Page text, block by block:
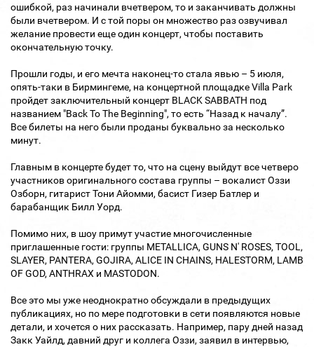
ошибкой, раз начинали вчетвером, то и заканчивать должны
были вчетвером. И с той поры он множество раз озвучивал
желание провести еще один концерт, чтобы поставить
окончательную точку.
Прошли годы, и его мечта наконец-то стала явью – 5 июля,
опять-таки в Бирмингеме, на концертной площадке Villa Park
пройдет заключительный концерт BLACK SABBATH под
названием "Back To The Beginning", то есть “Назад к началу”.
Все билеты на него были проданы буквально за несколько
минут.
Главным в концерте будет то, что на сцену выйдут все четверо
участников оригинального состава группы – вокалист Оззи
Озборн, гитарист Тони Айомми, басист Гизер Батлер и
барабанщик Билл Уорд.
Помимо них, в шоу примут участие многочисленные
приглашенные гости: группы METALLICA, GUNS N' ROSES, TOOL,
SLAYER, PANTERA, GOJIRA, ALICE IN CHAINS, HALESTORM, LAMB
OF GOD, ANTHRAX и MASTODON.
Все это мы уже неоднократно обсуждали в предыдущих
публикациях, но по мере подготовки в сети появляются новые
детали, и хочется о них рассказать. Например, пару дней назад
Закк Уайлд, давний друг и коллега Оззи, заявил в интервью,